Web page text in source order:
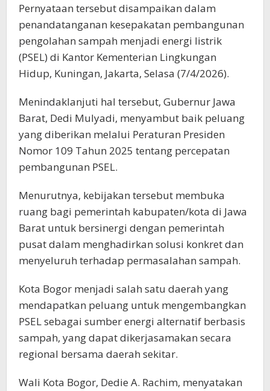
Pernyataan tersebut disampaikan dalam
penandatanganan kesepakatan pembangunan
pengolahan sampah menjadi energi listrik
(PSEL) di Kantor Kementerian Lingkungan
Hidup, Kuningan, Jakarta, Selasa (7/4/2026).
Menindaklanjuti hal tersebut, Gubernur Jawa
Barat, Dedi Mulyadi, menyambut baik peluang
yang diberikan melalui Peraturan Presiden
Nomor 109 Tahun 2025 tentang percepatan
pembangunan PSEL.
Menurutnya, kebijakan tersebut membuka
ruang bagi pemerintah kabupaten/kota di Jawa
Barat untuk bersinergi dengan pemerintah
pusat dalam menghadirkan solusi konkret dan
menyeluruh terhadap permasalahan sampah.
Kota Bogor menjadi salah satu daerah yang
mendapatkan peluang untuk mengembangkan
PSEL sebagai sumber energi alternatif berbasis
sampah, yang dapat dikerjasamakan secara
regional bersama daerah sekitar.
Wali Kota Bogor, Dedie A. Rachim, menyatakan